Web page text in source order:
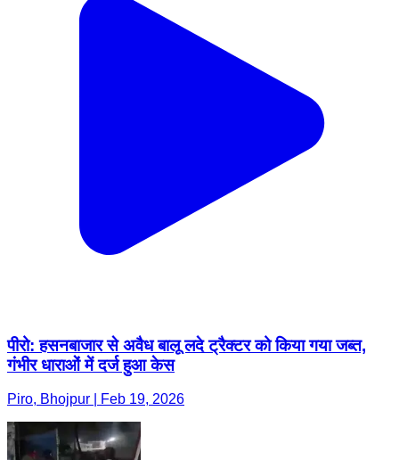
पीरो: हसनबाजार से अवैध बालू लदे ट्रैक्टर को किया गया जब्त,
गंभीर धाराओं में दर्ज हुआ केस
Piro, Bhojpur | Feb 19, 2026